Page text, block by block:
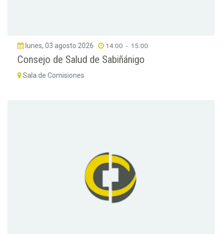
lunes, 03 agosto 2026 14:00 - 15:00
Consejo de Salud de Sabiñánigo
Sala de Comisiones